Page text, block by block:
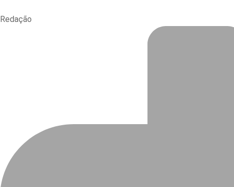
Redação